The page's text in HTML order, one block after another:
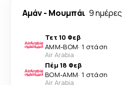
Αμάν- Μουμπάι 9 ημέρες
Τετ 10 Φεβ
AMM-BOM· 1 στάση
Air Arabia
Πέμ 18 Φεβ
BOM-AMM· 1 στάση
Air Arabia